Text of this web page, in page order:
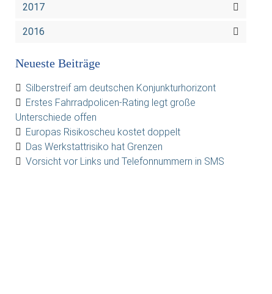
2017
2016
Neueste Beiträge
Silberstreif am deutschen Konjunkturhorizont
Erstes Fahrradpolicen-Rating legt große
Unterschiede offen
Europas Risikoscheu kostet doppelt
Das Werkstattrisiko hat Grenzen
Vorsicht vor Links und Telefonnummern in SMS